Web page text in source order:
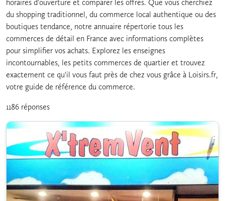
horaires d'ouverture et comparer les offres. Que vous cherchiez
du shopping traditionnel, du commerce local authentique ou des
boutiques tendance, notre annuaire répertorie tous les
commerces de détail en France avec informations complètes
pour simplifier vos achats. Explorez les enseignes
incontournables, les petits commerces de quartier et trouvez
exactement ce qu'il vous faut près de chez vous grâce à Loisirs.fr,
votre guide de référence du commerce.
1186 réponses